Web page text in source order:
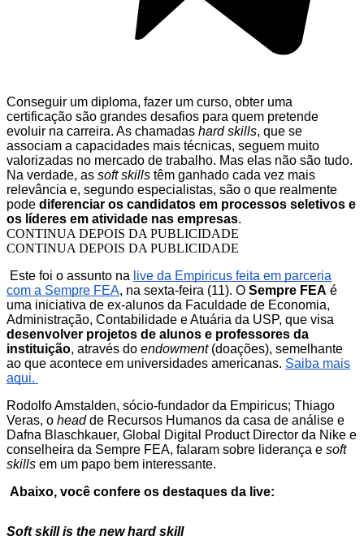
Conseguir um diploma, fazer um curso, obter uma
certificação são grandes desafios para quem pretende
evoluir na carreira. As chamadas hard skills, que se
associam a capacidades mais técnicas, seguem muito
valorizadas no mercado de trabalho. Mas elas não são tudo.
Na verdade, as soft skills têm ganhado cada vez mais
relevância e, segundo especialistas, são o que realmente
pode diferenciar os candidatos em processos seletivos e
os líderes em atividade nas empresas.
CONTINUA DEPOIS DA PUBLICIDADE
CONTINUA DEPOIS DA PUBLICIDADE
Este foi o assunto na live da Empiricus feita em parceria
com a Sempre FEA, na sexta-feira (11). O Sempre FEA é
uma iniciativa de ex-alunos da Faculdade de Economia,
Administração, Contabilidade e Atuária da USP, que visa
desenvolver projetos de alunos e professores da
instituição, através do endowment (doações), semelhante
ao que acontece em universidades americanas. Saiba mais
aqui.
Rodolfo Amstalden, sócio-fundador da Empiricus; Thiago
Veras, o headde Recursos Humanos da casa de análise e
Dafna Blaschkauer, Global Digital Product Director da Nike e
conselheira da Sempre FEA, falaram sobre liderança e soft
skills em um papo bem interessante.
Abaixo, você confere os destaques da live:
Soft skill is the new hard skill